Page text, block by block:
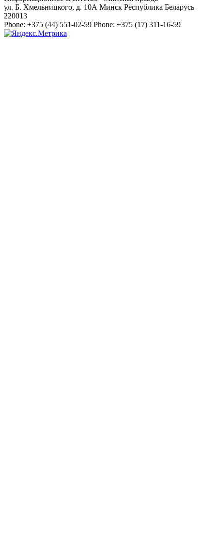
ул. Б. Хмельницкого, д. 10А Минск Республика Беларусь
220013
Phone: +375 (44) 551-02-59 Phone: +375 (17) 311-16-59